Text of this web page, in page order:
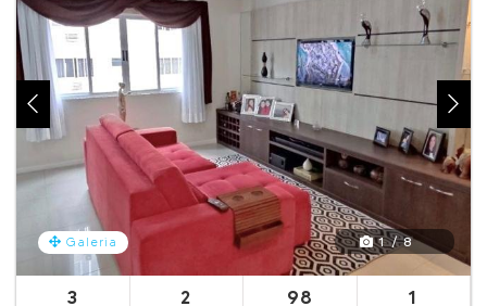
Galeria 1 / 8
3 2 98 1